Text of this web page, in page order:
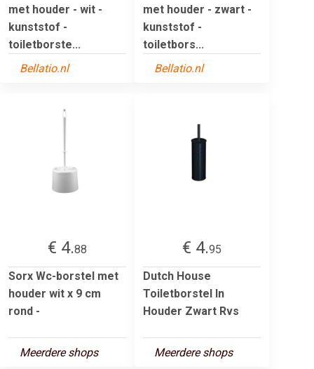
met houder - wit -
kunststof -
toiletborste...
Bellatio.nl
met houder - zwart -
kunststof -
toiletbors...
Bellatio.nl
€ 4.88
Sorx Wc-borstel met
houder wit x 9 cm
rond -
Meerdere shops
€ 4.95
Dutch House
Toiletborstel In
Houder Zwart Rvs
Meerdere shops